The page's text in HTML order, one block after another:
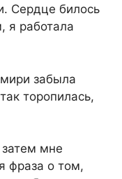
Сердце билось
я работала
забыла
торопилась,
мне
фраза о том,